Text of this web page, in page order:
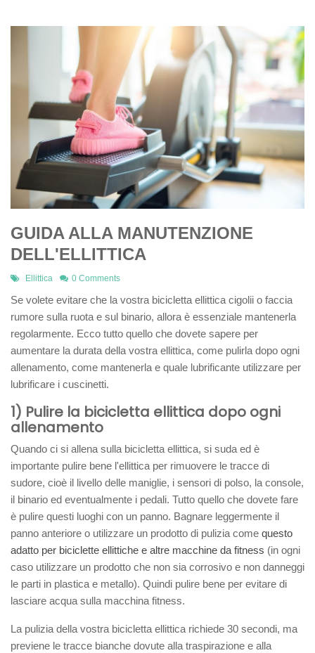
​GUIDA ALLA MANUTENZIONE
DELL'ELLITTICA
Ellittica 0 Comments
Se volete evitare che la vostra bicicletta ellittica cigolii o faccia
rumore sulla ruota e sul binario, allora è essenziale mantenerla
regolarmente. Ecco tutto quello che dovete sapere per
aumentare la durata della vostra ellittica, come pulirla dopo ogni
allenamento, come mantenerla e quale lubrificante utilizzare per
lubrificare i cuscinetti.
1) Pulire la bicicletta ellittica dopo ogni
allenamento
Quando ci si allena sulla bicicletta ellittica, si suda ed è
importante pulire bene l'ellittica per rimuovere le tracce di
sudore, cioè il livello delle maniglie, i sensori di polso, la console,
il binario ed eventualmente i pedali. Tutto quello che dovete fare
è pulire questi luoghi con un panno. Bagnare leggermente il
panno anteriore o utilizzare un prodotto di pulizia come questo
adatto per biciclette ellittiche e altre macchine da fitness (in ogni
caso utilizzare un prodotto che non sia corrosivo e non danneggi
le parti in plastica e metallo). Quindi pulire bene per evitare di
lasciare acqua sulla macchina fitness.
La pulizia della vostra bicicletta ellittica richiede 30 secondi, ma
previene le tracce bianche dovute alla traspirazione e alla